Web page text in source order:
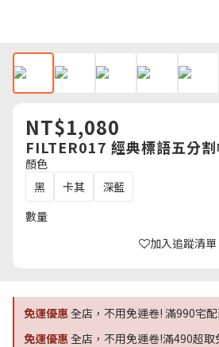
NT$1,080
FILTER017 經典標語五分
顏色
黑
卡其
深藍
數量
加入追蹤清單
免運優惠全店，不用免運卷! 滿990宅
免運優惠全店，不用免運卷!滿490超取